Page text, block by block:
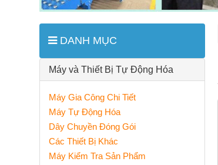
DANH MỤC
Máy và Thiết Bị Tự Động Hóa
Máy Gia Công Chi Tiết
Máy Tự Động Hóa
Dây Chuyền Đóng Gói
Các Thiết Bị Khác
Máy Kiểm Tra Sản Phẩm